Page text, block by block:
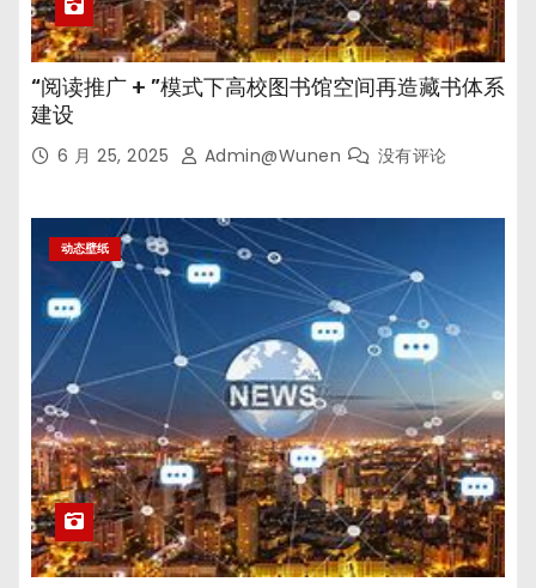
“阅读推广 + ”模式下高校图书馆空间再造藏书体系
建设
6 月 25, 2025 Admin@wunen 没有评论
动态壁纸